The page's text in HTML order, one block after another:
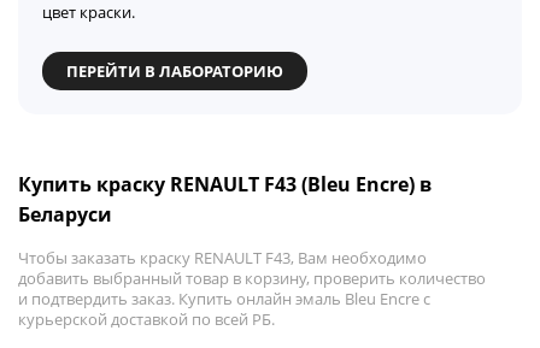
цвет краски.
ПЕРЕЙТИ В ЛАБОРАТОРИЮ
Купить краску RENAULT F43 (Bleu Encre) в
Беларуси
Чтобы заказать краску RENAULT F43, Вам необходимо
добавить выбранный товар в корзину, проверить количество
и подтвердить заказ. Купить онлайн эмаль Bleu Encre с
курьерской доставкой по всей РБ.